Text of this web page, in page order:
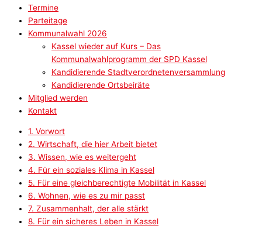
Termine
Parteitage
Kommunalwahl 2026
Kassel wieder auf Kurs – Das
Kommunalwahlprogramm der SPD Kassel
Kandidierende Stadtverordnetenversammlung
Kandidierende Ortsbeiräte
Mitglied werden
Kontakt
1. Vorwort
2. Wirtschaft, die hier Arbeit bietet
3. Wissen, wie es weitergeht
4. Für ein soziales Klima in Kassel
5. Für eine gleichberechtigte Mobilität in Kassel
6. Wohnen, wie es zu mir passt
7. Zusammenhalt, der alle stärkt
8. Für ein sicheres Leben in Kassel